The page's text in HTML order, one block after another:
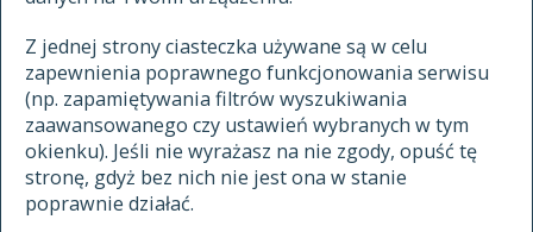
Z jednej strony ciasteczka używane są w celu
zapewnienia poprawnego funkcjonowania serwisu
(np. zapamiętywania filtrów wyszukiwania
zaawansowanego czy ustawień wybranych w tym
okienku). Jeśli nie wyrażasz na nie zgody, opuść tę
stronę, gdyż bez nich nie jest ona w stanie
poprawnie działać.
autorzy tekstów źródłowych
zasady opracowania
statystyki
najnowsze hasła
ostatnio zmodyfikowane hasła
XVII I XVIII WIEKU
znajdź hasła
zaczynające się od